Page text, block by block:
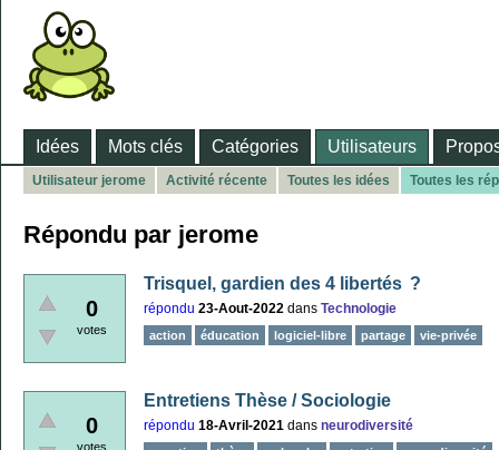
Idées Mots clés Catégories Utilisateurs
Utilisateur jerome Activité récente Toutes les idées Toutes les
Répondu par jerome
0
votes
Trisquel, gardien des 4 libertés ?
répondu 23-Aout-2022 dans Technologie
action éducation logiciel-libre partage vie-privée
0
votes
Entretiens Thèse / Sociologie
répondu 18-Avril-2021 dans neurodiversité